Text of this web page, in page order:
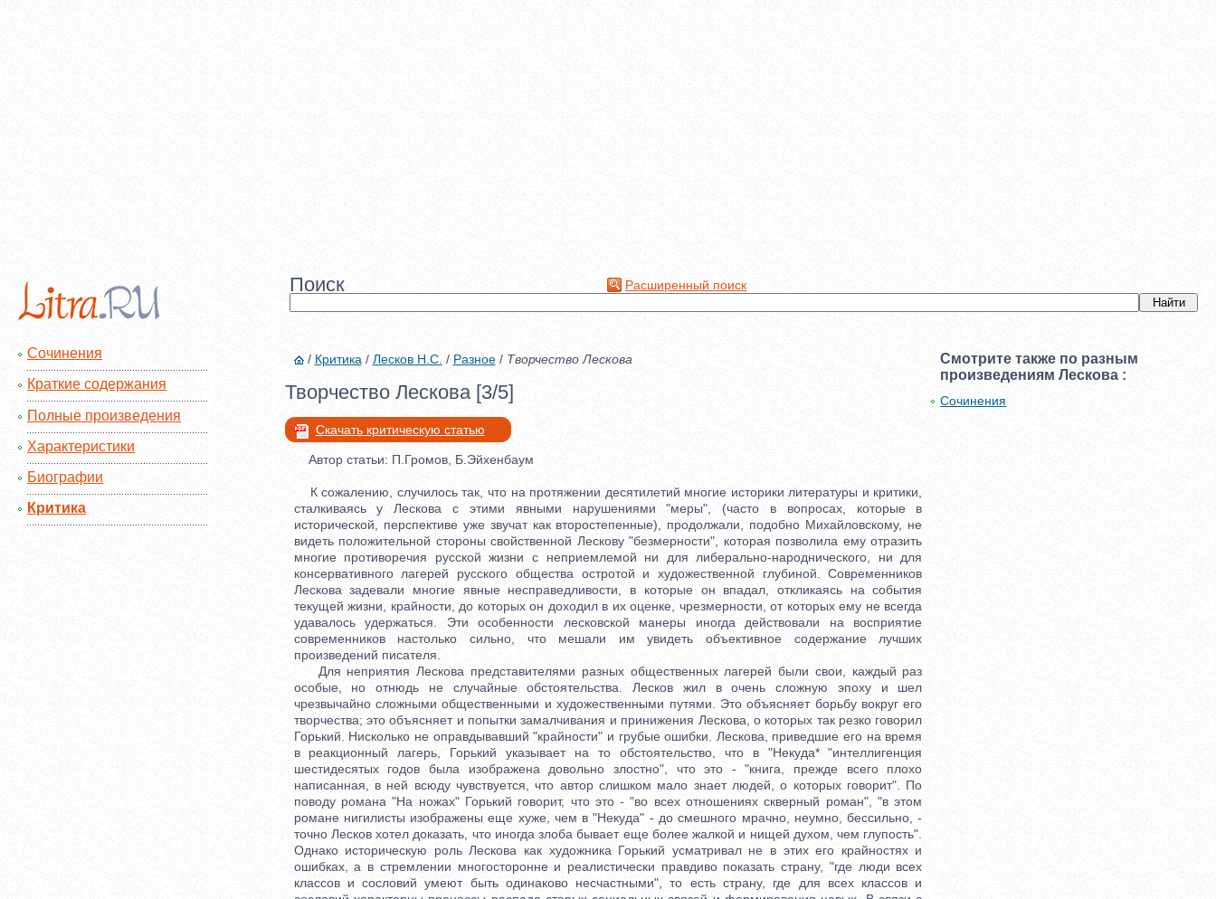
Поиск Расширенный поиск
Сочинения
Краткие содержания
Полные произведения
Характеристики
Биографии
Критика
/ Критика / Лесков Н.С. / Разное/ Творчество Лескова
Творчество Лескова [3/5]
Скачать критическую статью
Автор статьи: П.Громов, Б.Эйхенбаум
К сожалению, случилось так, что на протяжении десятилетий многие историки литературы и критики,
сталкиваясь у Лескова с этими явными нарушениями "меры", (часто в вопросах, которые в
исторической, перспективе уже звучат как второстепенные), продолжали, подобно Михайловскому, не
видеть положительной стороны свойственной Лескову "безмерности", которая позволила ему отразить
многие противоречия русской жизни с неприемлемой ни для либерально-народнического, ни для
консервативного лагерей русского общества остротой и художественной глубиной. Современников
Лескова задевали многие явные несправедливости, в которые он впадал, откликаясь на события
текущей жизни, крайности, до которых он доходил в их оценке, чрезмерности, от которых ему не всегда
удавалось удержаться. Эти особенности лесковской манеры иногда действовали на восприятие
современников настолько сильно, что мешали им увидеть объективное содержание лучших
произведений писателя.
Для неприятия Лескова представителями разных общественных лагерей были свои, каждый раз
особые, но отнюдь не случайные обстоятельства. Лесков жил в очень сложную эпоху и шел
чрезвычайно сложными общественными и художественными путями. Это объясняет борьбу вокруг его
творчества; это объясняет и попытки замалчивания и принижения Лескова, о которых так резко говорил
Горький. Нисколько не оправдывавший "крайности" и грубые ошибки. Лескова, приведшие его на время
в реакционный лагерь, Горький указывает на то обстоятельство, что в "Некуда* "интеллигенция
шестидесятых годов была изображена довольно злостно", что это - "книга, прежде всего плохо
написанная, в ней всюду чувствуется, что автор слишком мало знает людей, о которых говорит". По
поводу романа "На ножах" Горький говорит, что это - "во всех отношениях скверный роман", "в этом
романе нигилисты изображены еще хуже, чем в "Некуда" - до смешного мрачно, неумно, бессильно, -
точно Лесков хотел доказать, что иногда злоба бывает еще более жалкой и нищей духом, чем глупость".
Однако историческую роль Лескова как художника Горький усматривал не в этих его крайностях и
ошибках, а в стремлении многосторонне и реалистически правдиво показать страну, "где люди всех
классов и сословий умеют быть одинаково несчастными", то есть страну, где для всех классов и
Смотрите также по разным
произведениям Лескова :
Сочинения